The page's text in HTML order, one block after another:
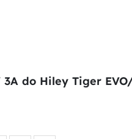
do Hiley Tiger